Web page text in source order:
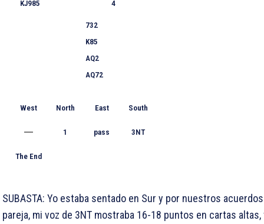
KJ985
4
732
K85
AQ2
AQ72
West North East South
1 pass 3NT
The End
SUBASTA: Yo estaba sentado en Sur y por nuestros
pareja, mi voz de 3NT mostraba 16-18 puntos en cartas